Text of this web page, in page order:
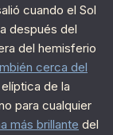
cuando el Sol
después del
del hemisferio
cerca del
de la
para cualquier
más brillante del